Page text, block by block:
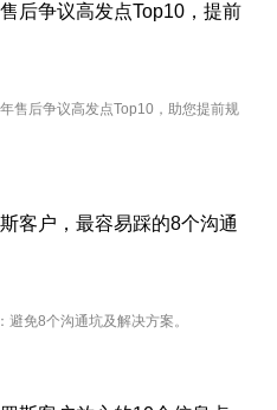
后争议高发点Top10，提前
售后争议高发点Top10，助您提前规
客户，最容易踩的8个沟通
免8个沟通坑及解决方案。